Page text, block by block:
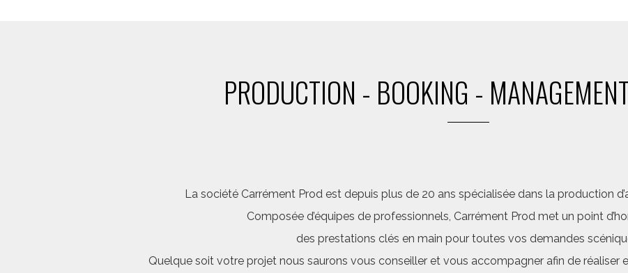
PRODUCTION - BOOKING -
La société Carrément Prod est depuis plus de 20 ans spécialisée dans la production
Composée d’équipes de professionnels, Carrément Prod met un point
des prestations clés en main pour toutes vos demandes
Quelque soit votre projet nous saurons vous conseiller et vous accompagner afin de réaliser